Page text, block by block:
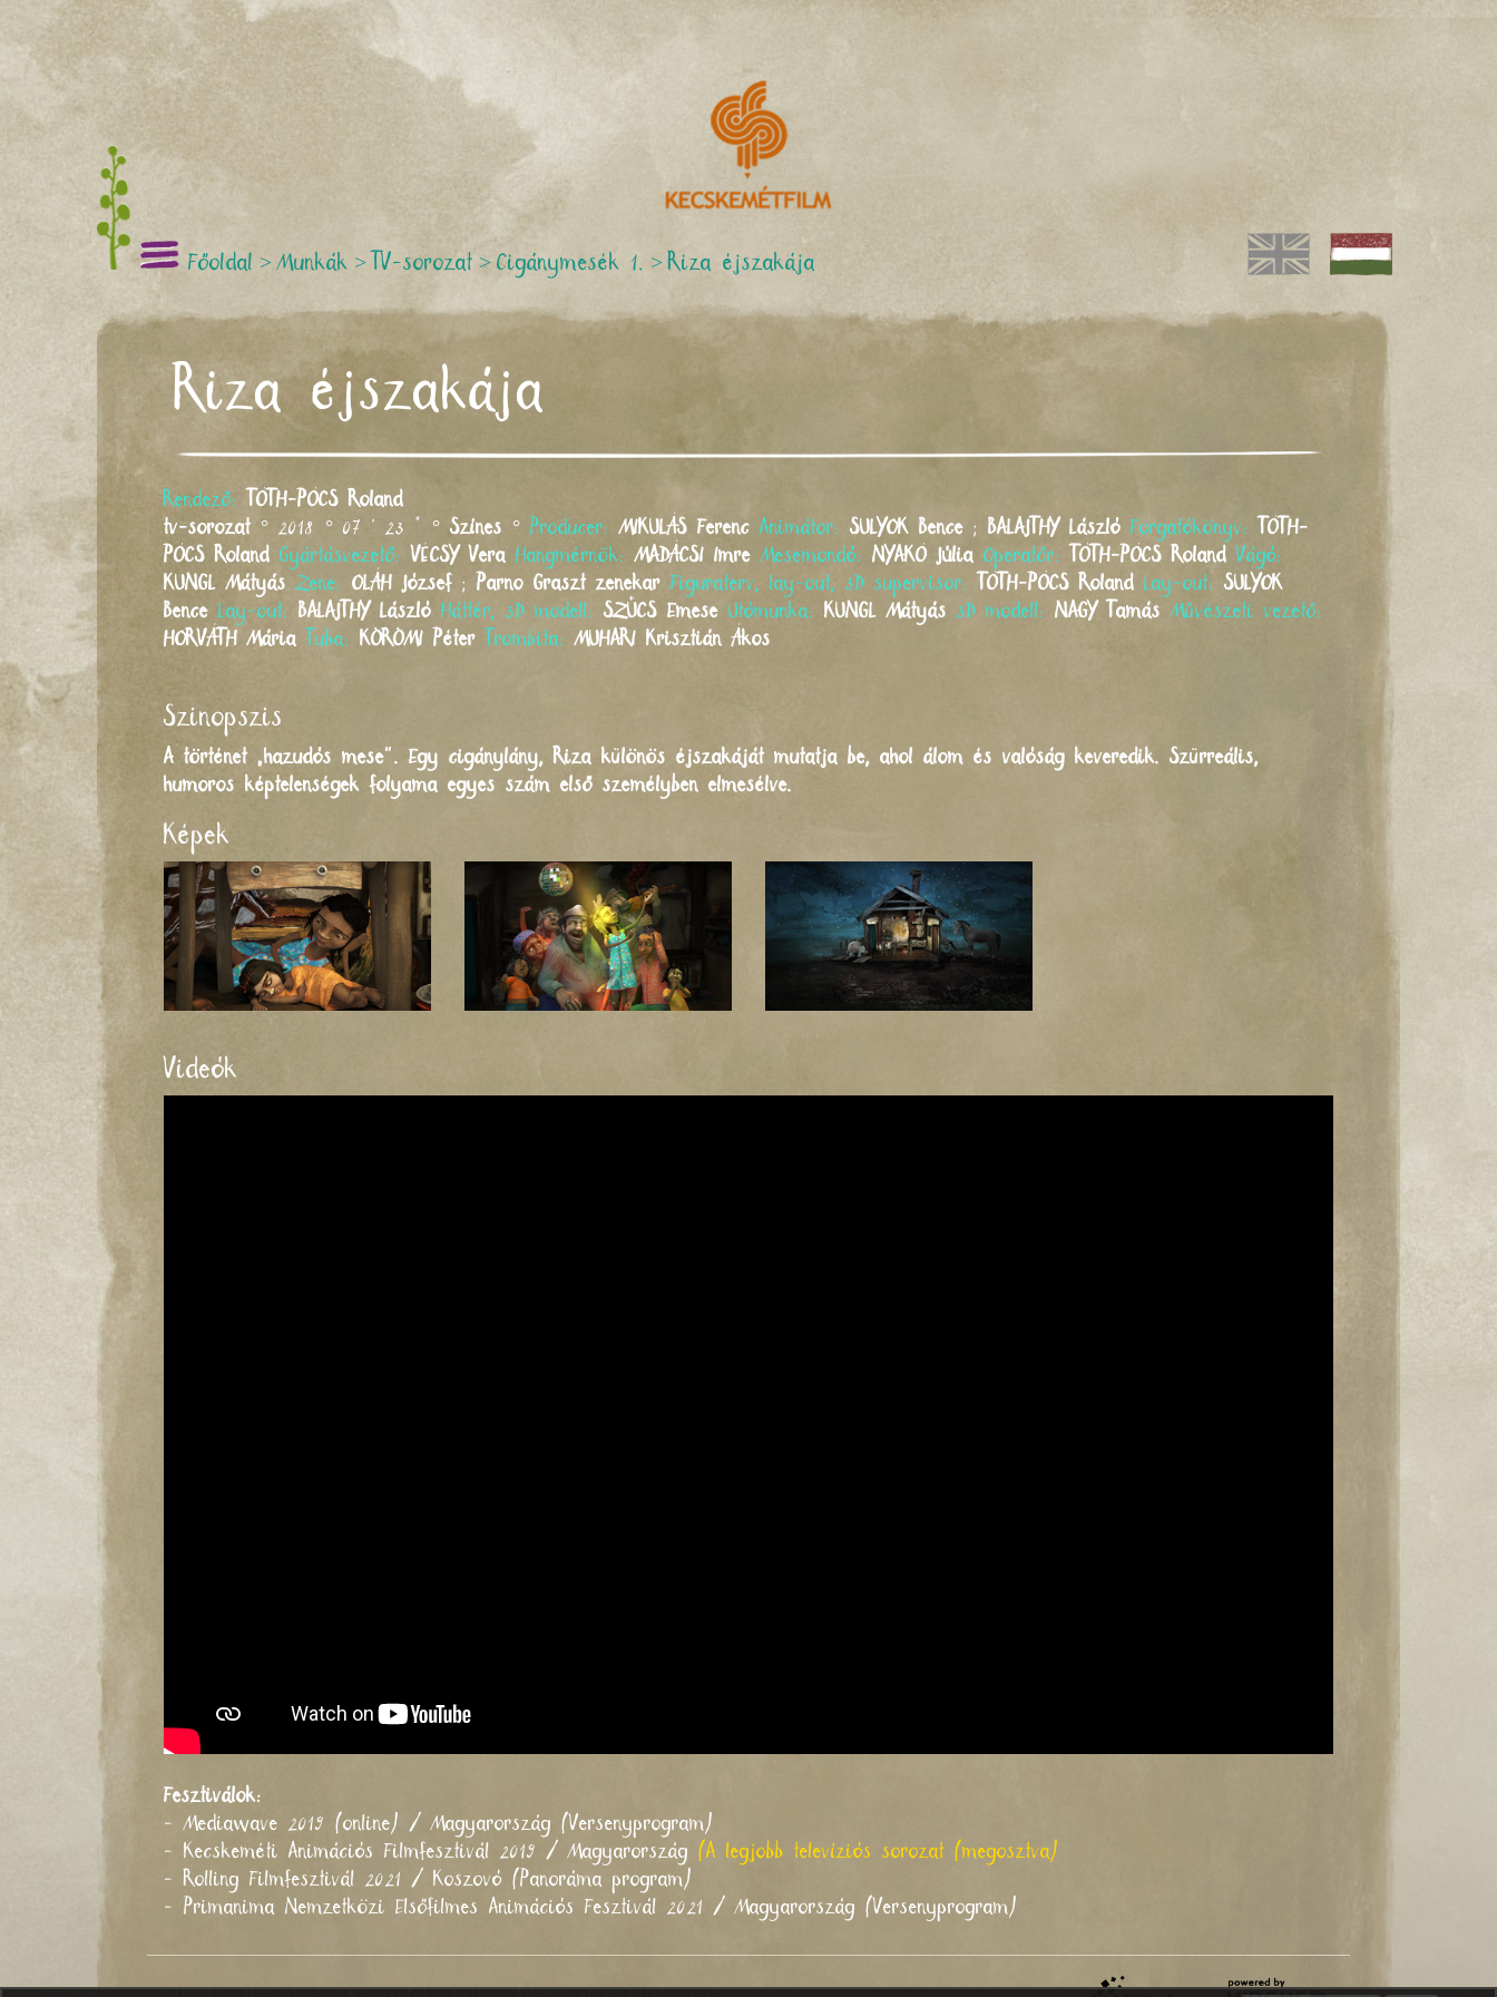
Főoldal > Munkák > TV-sorozat > Cigánymesék 1. > Riza éjszakája
Riza éjszakája
Rendező: TÓTH-PÓCS Roland
tv-sorozat ° 2018 ° 07 ' 23 " ° Színes ° Producer:MIKULÁS Ferenc Animátor: SULYOK Bence ; BALAJTHY László Forgatókönyv:
TÓTH-
PÓCS
Roland Gyártásvezető: VÉCSY Vera Hangmérnök:MADÁCSI Imre Mesemondó: NYAKÓ Júlia Operatőr: TÓTH-PÓCS Roland Vágó:
KUNGL Mátyás Zene: OLÁH József ; Parno Graszt zenekar Figuraterv, lay-out, 3D supervisor: TÓTH-PÓCS Roland Lay-out: SULYOK
Bence Lay-out: BALAJTHY László Háttér, 3D modell: SZŰCS Emese Utómunka: KUNGL Mátyás 3D modell: NAGY Tamás Művészeti vezető:
HORVÁTH Mária Tuba: KÖRÖMI Péter Trombita:MUHARI Krisztián Ákos
Szinopszis
A történet „hazudós mese”. Egy cigánylány, Riza különös éjszakáját mutatja be, ahol álom és valóság keveredik. Szürreális,
humoros képtelenségek folyama egyes szám első személyben elmesélve.
Képek
Videók
Fesztiválok:
- Mediawave 2019 (online) / Magyarország (Versenyprogram)
- Kecskeméti Animációs Filmfesztivál 2019 / Magyarország (A legjobb televíziós sorozat (megosztva)
- Rolling Filmfesztivál 2021 / Koszovó (Panoráma program)
- Primanima Nemzetközi Elsőfilmes Animációs Fesztivál 2021 / Magyarország (Versenyprogram)